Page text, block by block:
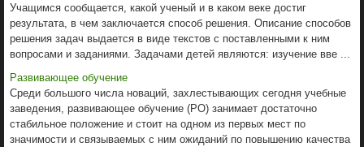
Учащимся сообщается, какой ученый и в каком веке достиг
результата, в чем заключается способ решения. Описание способов
решения задач выдается в виде текстов с поставленными к ним
вопросами и заданиями. Задачами детей являются: изучение вве ...
Развивающее обучение
Среди большого числа новаций, захлестывающих сегодня учебные
заведения, развивающее обучение (РО) занимает достаточно
стабильное положение и стоит на одном из первых мест по
значимости и связываемых с ним ожиданий по повышению качества